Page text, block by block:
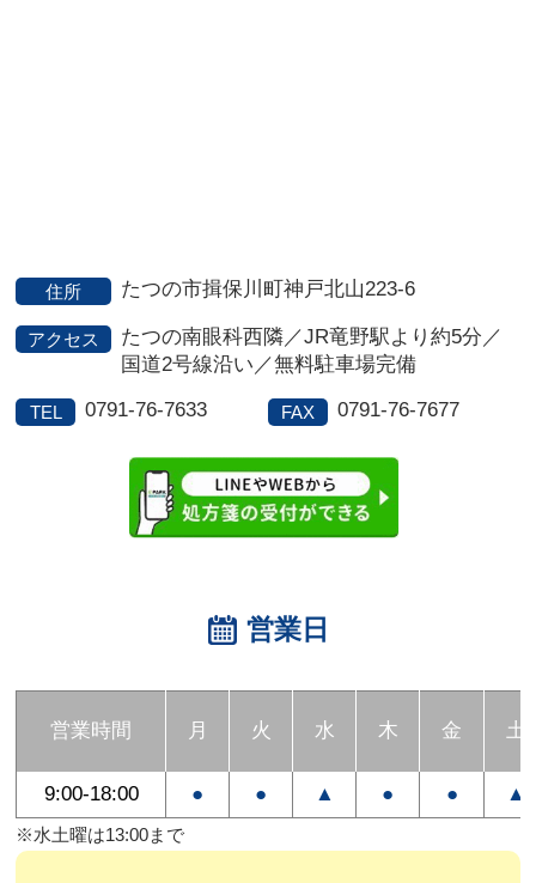
住所 たつの市揖保川町神戸北山223-6
アクセス
たつの南眼科西隣／JR竜野駅より約5分／
国道2号線沿い／無料駐車場完備
TEL 0791-76-7633 FAX 0791-76-7677
営業日
営業時間 月 火 水 木 金 土
9:00-18:00 ● ● ▲ ● ● ▲
※水土曜は13:00まで